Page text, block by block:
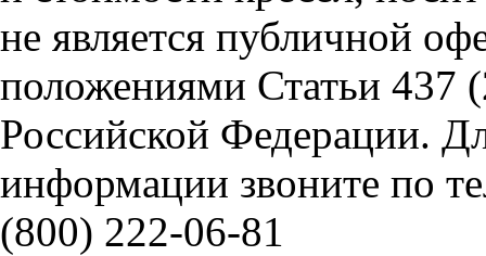
не является публичной
положениями Статьи 437
Российской Федерации.
информации звоните по
(800) 222-06-81